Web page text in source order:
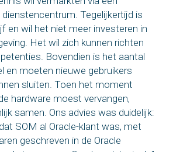
dienstencentrum. Tegelijkertijd is
en wil het niet meer investeren in
Het wil zich kunnen richten
Bovendien is het aantal
en moeten nieuwe gebruikers
sluiten. Toen het moment
hardware moest vervangen,
samen. Ons advies was duidelijk:
SOM al Oracle-klant was, met
geschreven in de Oracle